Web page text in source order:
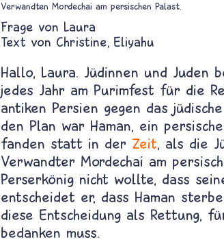
Verwandten Mordechai am persischen Palast.
Laura
Text von Christine Eliyahu
Hallo, Laura. Jüdinnen und Juden
jedes Jahr am Purimfest für die
antiken Persien gegen das
den Plan war Haman, ein
fanden statt in der Zeit, als die
Verwandter Mordechai am
Perserkönig nicht wollte, dass
entscheidet er, dass Haman
diese Entscheidung als Rettung,
bedanken muss.